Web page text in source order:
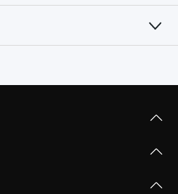
Funktional
802.11b/g/n 2.4 GHz